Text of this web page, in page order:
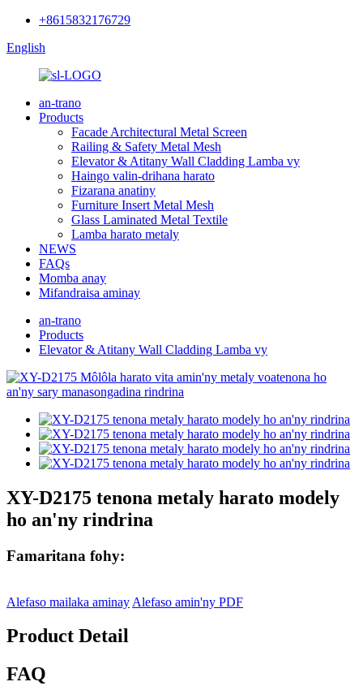
+8615832176729
English
an-trano
Products
Facade Architectural Metal Screen
Railing & Safety Metal Mesh
Elevator & Atitany Wall Cladding Lamba vy
Haingo valin-drihana harato
Fizarana anatiny
Furniture Insert Metal Mesh
Glass Laminated Metal Textile
Lamba harato metaly
NEWS
FAQs
Momba anay
Mifandraisa aminay
an-trano
Products
Elevator & Atitany Wall Cladding Lamba vy
XY-D2175 tenona metaly harato modely
ho an'ny rindrina
Famaritana fohy:
Alefaso mailaka aminay Alefaso amin'ny PDF
Product Detail
FAQ